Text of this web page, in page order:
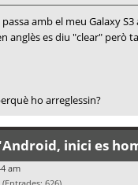
amb el meu Galaxy
anglès es diu "clear" però
ho arreglessin?
inici es
am